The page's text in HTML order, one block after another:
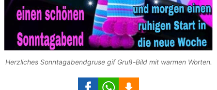
Herzliches Sonntagabendgruse gif Gruß-Bild mit warmen Worten.